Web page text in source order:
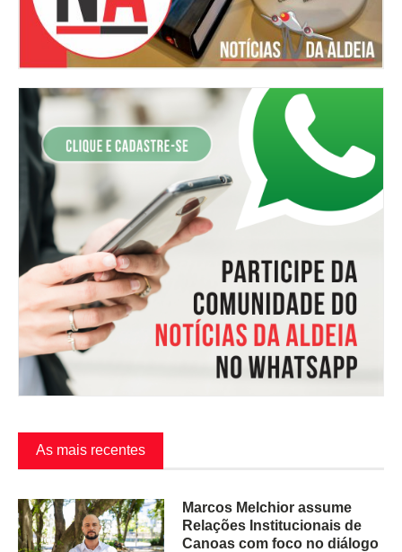
As mais recentes
Marcos Melchior assume
Relações Institucionais de
Canoas com foco no diálogo